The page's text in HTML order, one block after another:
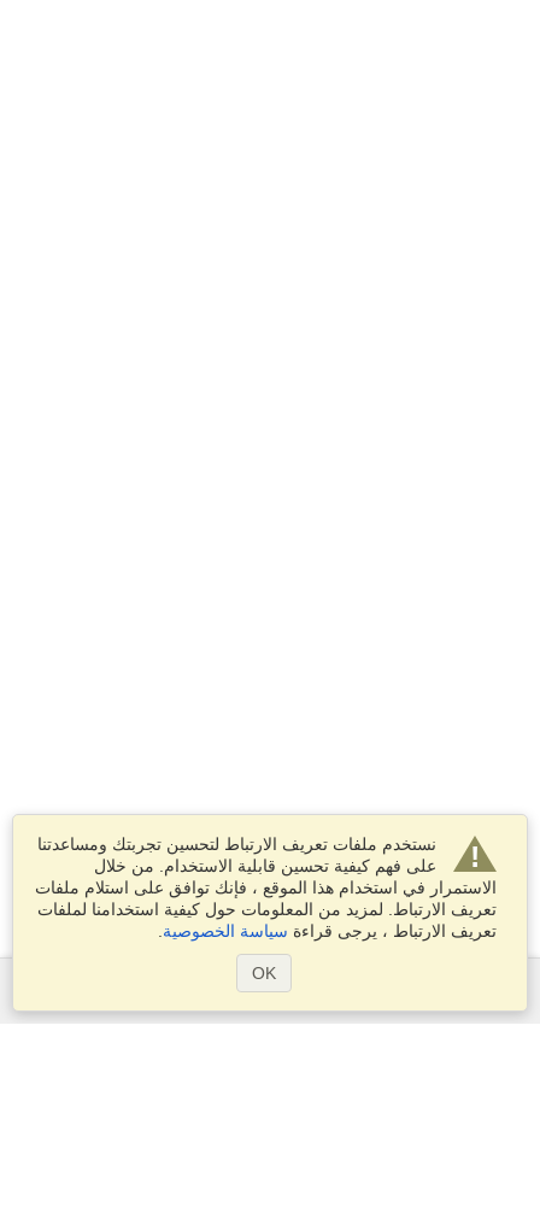
نستخدم ملفات تعريف الارتباط لتحسين تجربتك ومساعدتنا
على فهم كيفية تحسين قابلية الاستخدام. من خلال
الاستمرار في استخدام هذا الموقع ، فإنك توافق على استلام ملفات
تعريف الارتباط. لمزيد من المعلومات حول كيفية استخدامنا لملفات
تعريف الارتباط ، يرجى قراءة سياسة الخصوصية
OK